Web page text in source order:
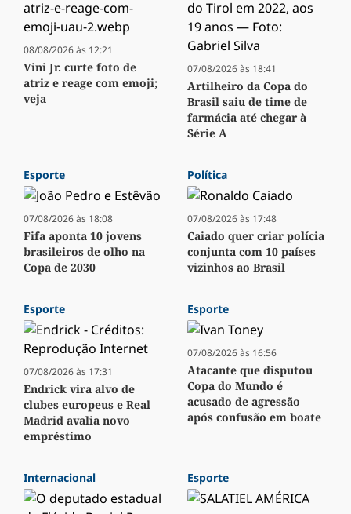
08/08/2026 às 12:21
Vini Jr. curte foto de
atriz e reage com emoji;
veja
07/08/2026 às 18:41
Artilheiro da Copa do
Brasil saiu de time de
farmácia até chegar à
Série A
Esporte
07/08/2026 às 18:08
Fifa aponta 10 jovens
brasileiros de olho na
Copa de 2030
Política
07/08/2026 às 17:48
Caiado quer criar polícia
conjunta com 10 países
vizinhos ao Brasil
Esporte
07/08/2026 às 17:31
Endrick vira alvo de
clubes europeus e Real
Madrid avalia novo
empréstimo
Esporte
07/08/2026 às 16:56
Atacante que disputou
Copa do Mundo é
acusado de agressão
após confusão em boate
Internacional Esporte